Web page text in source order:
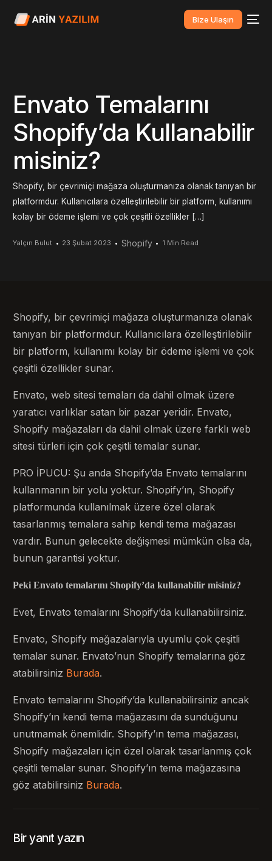
Bize Ulaşın
Envato Temalarını
Shopify’da Kullanabilir
misiniz?
Shopify, bir çevrimiçi mağaza oluşturmanıza olanak tanıyan bir
platformdur. Kullanıcılara özelleştirilebilir bir platform, kullanımı
kolay bir ödeme işlemi ve çok çeşitli özellikler […]
Yalçın Bulut 23 Şubat 2023 Shopify 1 Min Read
Shopify, bir çevrimiçi mağaza oluşturmanıza olanak
tanıyan bir platformdur. Kullanıcılara özelleştirilebilir
bir platform, kullanımı kolay bir ödeme işlemi ve çok
çeşitli özellikler sunar.
Envato, web sitesi temaları da dahil olmak üzere
yaratıcı varlıklar satan bir pazar yeridir. Envato,
Shopify mağazaları da dahil olmak üzere farklı web
sitesi türleri için çok çeşitli temalar sunar.
PRO İPUCU: Şu anda Shopify’da Envato temalarını
kullanmanın bir yolu yoktur. Shopify’ın, Shopify
platformunda kullanılmak üzere özel olarak
tasarlanmış temalara sahip kendi tema mağazası
vardır. Bunun gelecekte değişmesi mümkün olsa da,
bunun garantisi yoktur.
Peki Envato temalarını Shopify’da kullanabilir misiniz?
Evet, Envato temalarını Shopify’da kullanabilirsiniz.
Envato, Shopify mağazalarıyla uyumlu çok çeşitli
temalar sunar. Envato’nun Shopify temalarına göz
atabilirsiniz Burada.
Envato temalarını Shopify’da kullanabilirsiniz ancak
Shopify’ın kendi tema mağazasını da sunduğunu
unutmamak önemlidir. Shopify’ın tema mağazası,
Shopify mağazaları için özel olarak tasarlanmış çok
çeşitli temalar sunar. Shopify’ın tema mağazasına
göz atabilirsiniz Burada.
Bir yanıt yazın